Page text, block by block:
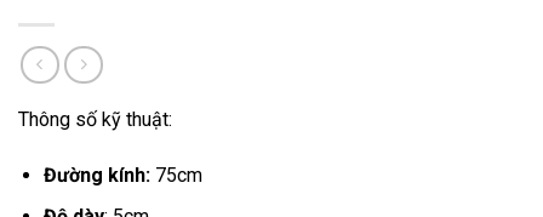
Đường kính:
Độ dày
Cân nặng:1.514kg
LIÊN HỆ VỚI CHÚNG TÔI